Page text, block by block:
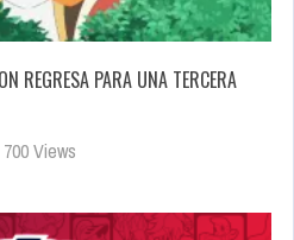
REGRESA PARA UNA TERCERA
700 Views